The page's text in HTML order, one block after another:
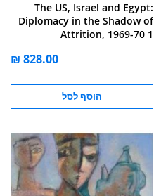
The US, Israel and Egypt:
Diplomacy in the Shadow of
Attrition, 1969-70 1
הוסף לסל